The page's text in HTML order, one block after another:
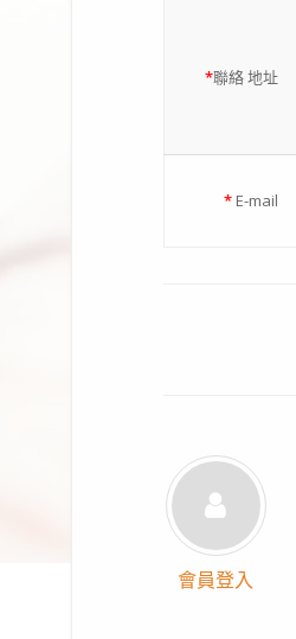
*聯絡地址
* E-mail
會員登入